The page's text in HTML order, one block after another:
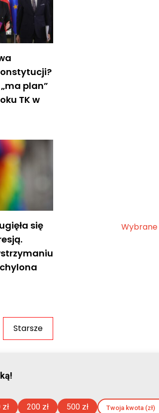
plan”
TK w
się
Starsze
Wybrane
© Stowarzyszenie Kultury
100 zł 200 zł 500 zł